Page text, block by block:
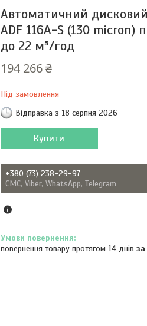
Автоматичний
ADF 116A-S (130 micron)
до 22 м³/год
194 266 ₴
Під замовлення
Відправка з 18 серпня 2026
Купити
+380 (73) 238-29-97
СМС, Viber, WhatsApp, Telegram
повернення товару протягом 14 днів